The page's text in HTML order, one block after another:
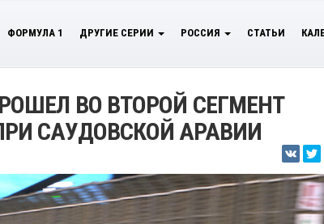
ФОРМУЛА 1 ДРУГИЕ СЕРИИ РОССИЯ СТАТЬИ
ВО ВТОРОЙ СЕГМЕНТ
САУДОВСКОЙ АРАВИИ